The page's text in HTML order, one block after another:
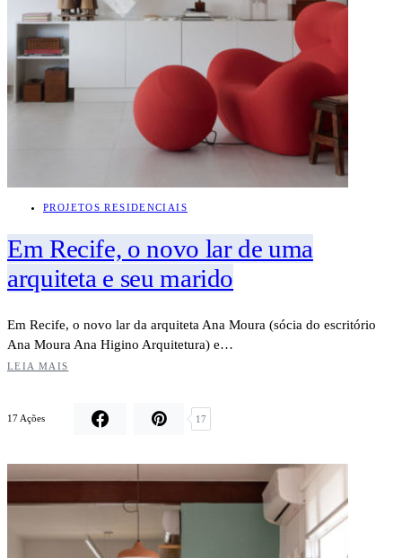
PROJETOS RESIDENCIAIS
Em Recife, o novo lar de uma
arquiteta e seu marido
Em Recife, o novo lar da arquiteta Ana Moura (sócia do escritório
Ana Moura Ana Higino Arquitetura) e…
LEIA MAIS
17 Ações 17